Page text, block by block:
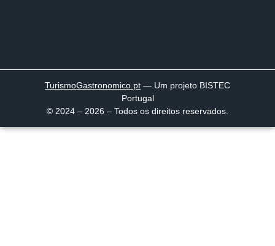
TurismoGastronomico .pt — Um projeto BISTEC
Portugal
© 2024 – 2026 – Todos os direitos reservados.